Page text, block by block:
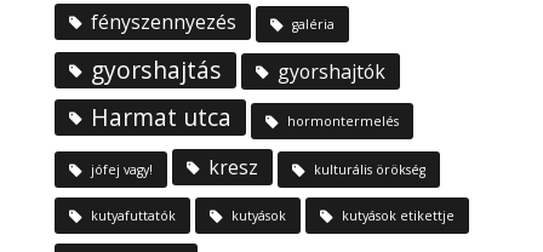
fényszennyezés galéria
gyorshajtás gyorshajtók
Harmat utca hormontermelés
jófej vagy! kresz kulturális örökség
kutyafuttatók kutyások kutyások etikettje